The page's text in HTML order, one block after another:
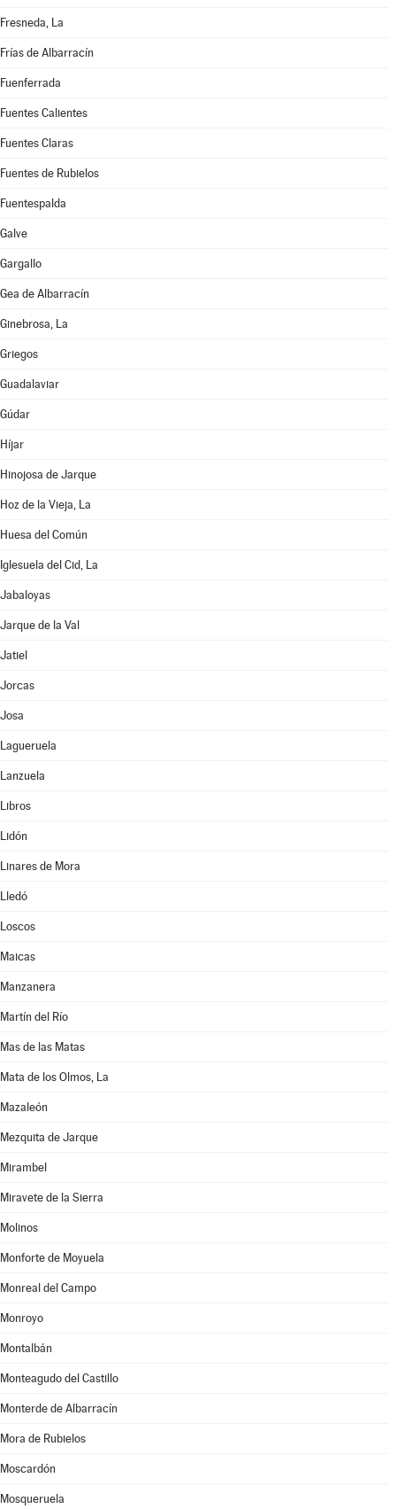
Fresneda, La
Frías de Albarracín
Fuenferrada
Fuentes Calientes
Fuentes Claras
Fuentes de Rubielos
Fuentespalda
Galve
Gargallo
Gea de Albarracín
Ginebrosa, La
Griegos
Guadalaviar
Gúdar
Híjar
Hinojosa de Jarque
Hoz de la Vieja, La
Huesa del Común
Iglesuela del Cid, La
Jabaloyas
Jarque de la Val
Jatiel
Jorcas
Josa
Lagueruela
Lanzuela
Libros
Lidón
Linares de Mora
Lledó
Loscos
Maicas
Manzanera
Martín del Río
Mas de las Matas
Mata de los Olmos, La
Mazaleón
Mezquita de Jarque
Mirambel
Miravete de la Sierra
Molinos
Monforte de Moyuela
Monreal del Campo
Monroyo
Montalbán
Monteagudo del Castillo
Monterde de Albarracín
Mora de Rubielos
Moscardón
Mosqueruela